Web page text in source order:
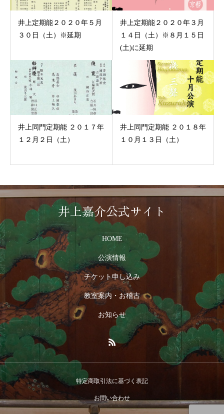
井上定期能２０２０年５月
３０日（土）※延期
井上定期能２０２０年３月
１４日（土）※８月１５日
(土)に延期
井上同門定期能 ２０１７年
１２月２日（土）
井上同門定期能 ２０１８年
１０月１３日（土）
井上嘉介公式サイト
HOME
公演情報
チケット申し込み
教室案内・お稽古
お知らせ
特定商取引法に基づく表記
お問い合わせ